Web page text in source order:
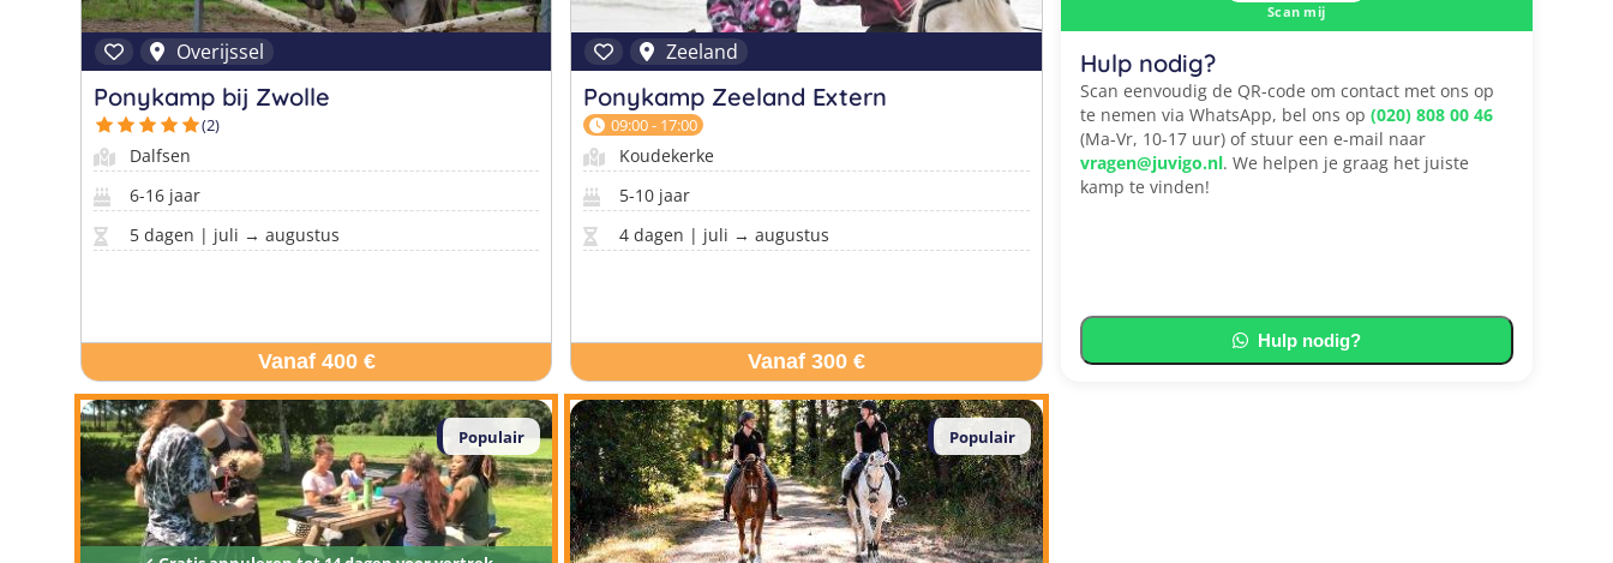
Overijssel
Ponykamp bij Zwolle
(2)
Dalfsen
6-16 jaar
5 dagen | juli → augustus
Vanaf 400 €
Zeeland
Ponykamp Zeeland Extern
09:00 - 17:00
Koudekerke
5-10 jaar
4 dagen | juli → augustus
Vanaf 300 €
Scan mij
Hulp nodig?
Scan eenvoudig de QR-code om contact met ons op
te nemen via WhatsApp, bel ons op (020) 808 00 46
(Ma-Vr, 10-17 uur) of stuur een e-mail naar
vragen@juvigo.nl. We helpen je graag het juiste
kamp te vinden!
Hulp nodig?
Populair Populair